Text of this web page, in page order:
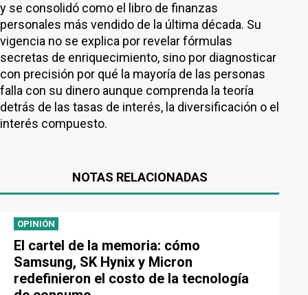
y se consolidó como el libro de finanzas
personales más vendido de la última década. Su
vigencia no se explica por revelar fórmulas
secretas de enriquecimiento, sino por diagnosticar
con precisión por qué la mayoría de las personas
falla con su dinero aunque comprenda la teoría
detrás de las tasas de interés, la diversificación o el
interés compuesto.
NOTAS RELACIONADAS
OPINIÓN
El cartel de la memoria: cómo
Samsung, SK Hynix y Micron
redefinieron el costo de la tecnología